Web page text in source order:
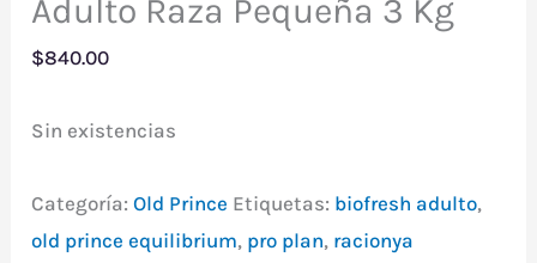
Adulto Raza Pequeña 3 Kg
$840.00
Sin existencias
Categoría:Old Prince Etiquetas: biofresh adulto,
old prince equilibrium, pro plan, racionya